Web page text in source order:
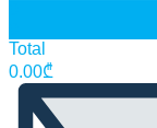
Total
0.00₾